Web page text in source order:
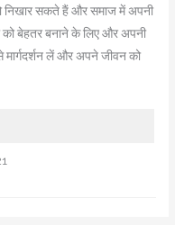
निखार सकते हैं और समाज में अपनी
बेहतर बनाने के लिए और अपनी
लें और अपने जीवन को